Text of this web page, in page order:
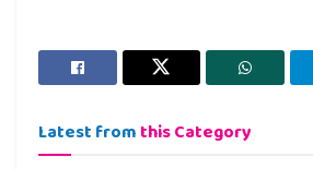
Latest from this Category